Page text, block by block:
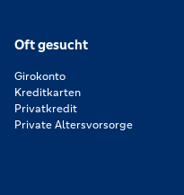
Oft gesucht
Girokonto
Kreditkarten
Privatkredit
Private Altersvorsorge